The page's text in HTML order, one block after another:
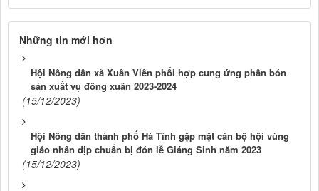
Những tin mới hơn
Hội Nông dân xã Xuân Viên phối hợp cung ứng phân bón
sản xuất vụ đông xuân 2023-2024
(15/12/2023)
Hội Nông dân thành phố Hà Tĩnh gặp mặt cán bộ hội vùng
giáo nhân dịp chuẩn bị đón lễ Giáng Sinh năm 2023
(15/12/2023)